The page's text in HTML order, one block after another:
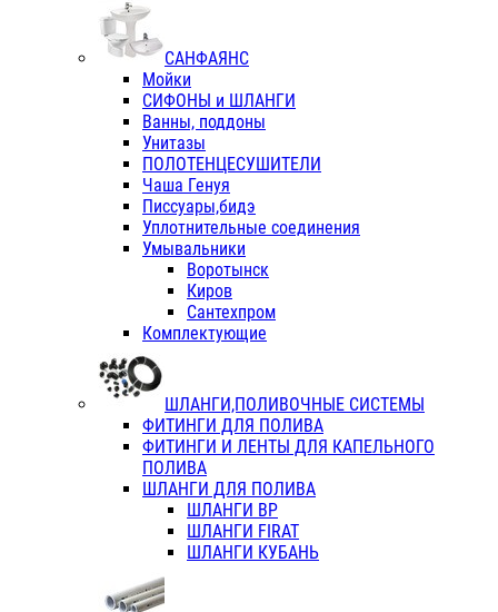
САНФАЯНС
Мойки
СИФОНЫ и ШЛАНГИ
Ванны, поддоны
Унитазы
ПОЛОТЕНЦЕСУШИТЕЛИ
Чаша Генуя
Писсуары,бидэ
Уплотнительные соединения
Умывальники
Воротынск
Киров
Сантехпром
Комплектующие
ШЛАНГИ,ПОЛИВОЧНЫЕ СИСТЕМЫ
ФИТИНГИ ДЛЯ ПОЛИВА
ФИТИНГИ И ЛЕНТЫ ДЛЯ КАПЕЛЬНОГО
ПОЛИВА
ШЛАНГИ ДЛЯ ПОЛИВА
ШЛАНГИ ВР
ШЛАНГИ FIRAT
ШЛАНГИ КУБАНЬ